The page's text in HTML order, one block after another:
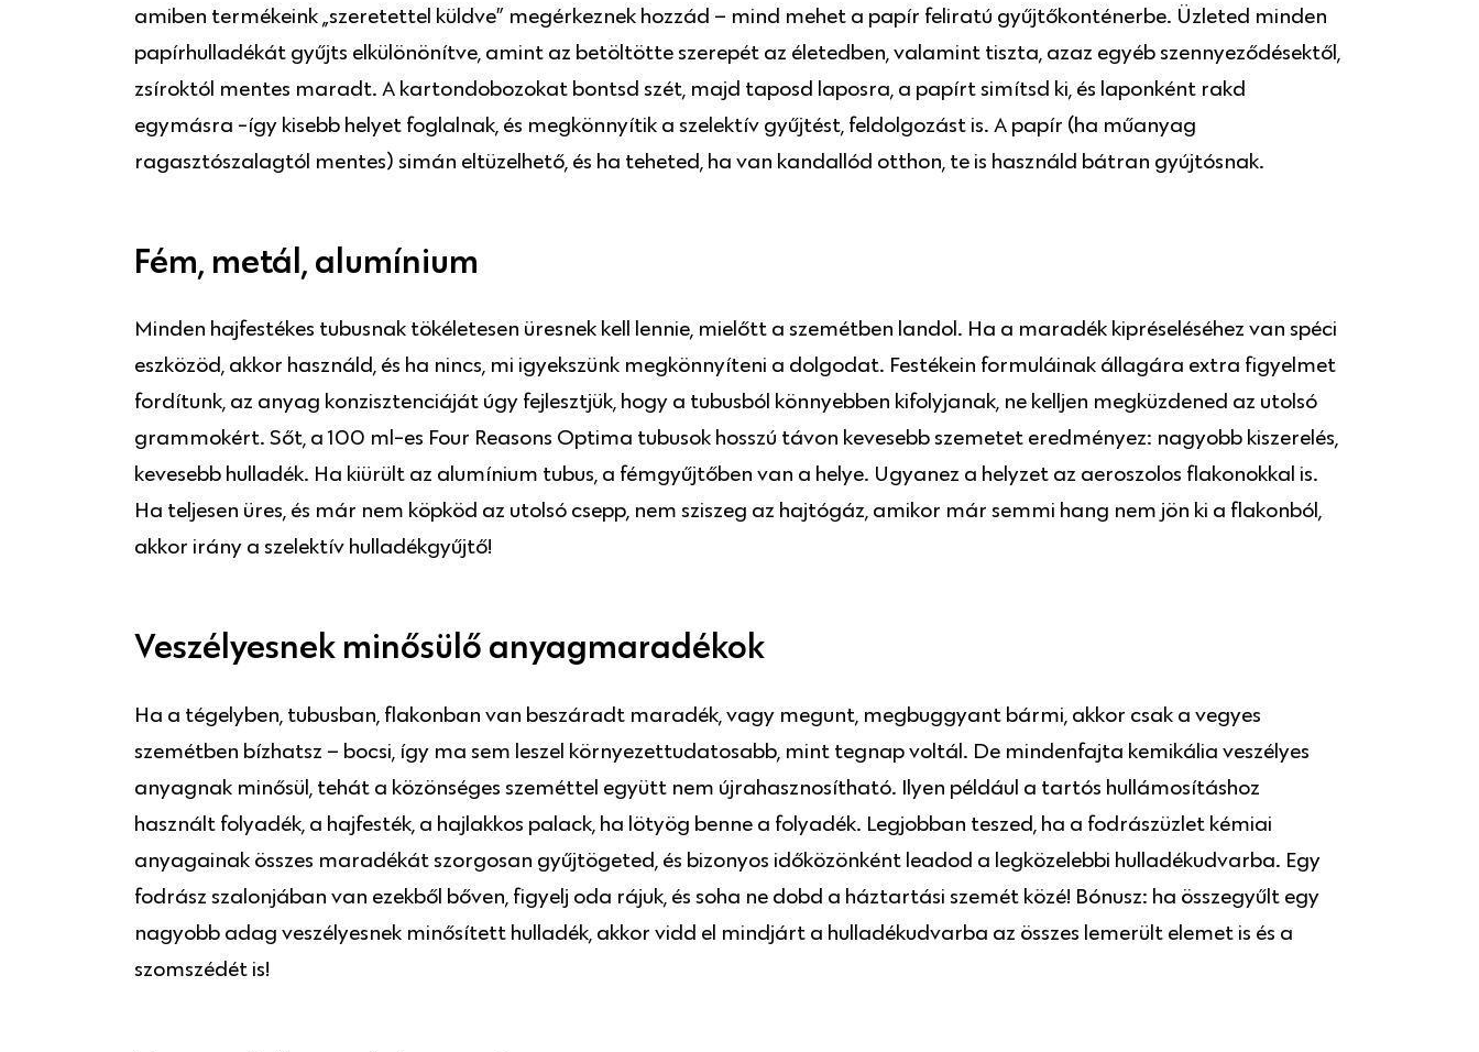
amiben termékeink „szeretettel küldve” megérkeznek hozzád – mind mehet a papír feliratú gyűjtőkonténerbe. Üzleted minden
papírhulladékát gyűjts elkülönönítve, amint az betöltötte szerepét az életedben, valamint tiszta, azaz egyéb szennyeződésektől,
zsíroktól mentes maradt. A kartondobozokat bontsd szét, majd taposd laposra, a papírt simítsd ki, és laponként rakd
egymásra -így kisebb helyet foglalnak, és megkönnyítik a szelektív gyűjtést, feldolgozást is. A papír (ha műanyag
ragasztószalagtól mentes) simán eltüzelhető, és ha teheted, ha van kandallód otthon, te is használd bátran gyújtósnak.
Fém, metál, alumínium
Minden hajfestékes tubusnak tökéletesen üresnek kell lennie, mielőtt a szemétben landol. Ha a maradék kipréseléséhez van spéci
eszközöd, akkor használd, és ha nincs, mi igyekszünk megkönnyíteni a dolgodat. Festékein formuláinak állagára extra figyelmet
fordítunk, az anyag konzisztenciáját úgy fejlesztjük, hogy a tubusból könnyebben kifolyjanak, ne kelljen megküzdened az utolsó
grammokért. Sőt, a 100 ml-es Four Reasons Optima tubusok hosszú távon kevesebb szemetet eredményez: nagyobb kiszerelés,
kevesebb hulladék. Ha kiürült az alumínium tubus, a fémgyűjtőben van a helye. Ugyanez a helyzet az aeroszolos flakonokkal is.
Ha teljesen üres, és már nem köpköd az utolsó csepp, nem sziszeg az hajtógáz, amikor már semmi hang nem jön ki a flakonból,
akkor irány a szelektív hulladékgyűjtő!
Veszélyesnek minősülő anyagmaradékok
Ha a tégelyben, tubusban, flakonban van beszáradt maradék, vagy megunt, megbuggyant bármi, akkor csak a vegyes
szemétben bízhatsz – bocsi, így ma sem leszel környezettudatosabb, mint tegnap voltál. De mindenfajta kemikália veszélyes
anyagnak minősül, tehát a közönséges szeméttel együtt nem újrahasznosítható. Ilyen például a tartós hullámosításhoz
használt folyadék, a hajfesték, a hajlakkos palack, ha lötyög benne a folyadék. Legjobban teszed, ha a fodrászüzlet kémiai
anyagainak összes maradékát szorgosan gyűjtögeted, és bizonyos időközönként leadod a legközelebbi hulladékudvarba. Egy
fodrász szalonjában van ezekből bőven, figyelj oda rájuk, és soha ne dobd a háztartási szemét közé! Bónusz: ha összegyűlt egy
nagyobb adag veszélyesnek minősített hulladék, akkor vidd el mindjárt a hulladékudvarba az összes lemerült elemet is és a
szomszédét is!